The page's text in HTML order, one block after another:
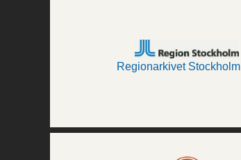
Regionarkivet Stockholm